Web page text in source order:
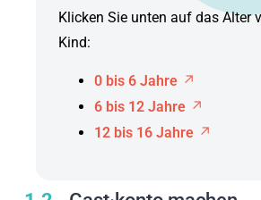
Klicken Sie unten auf das Alter
Kind:
0 bis 6 Jahre
6 bis 12 Jahre
12 bis 16 Jahre